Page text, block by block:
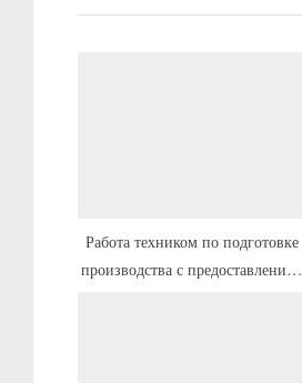
д
п
и
Работа техником по подготовке
производства с предоставлением